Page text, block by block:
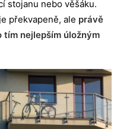
stojanu nebo věšáku.
překvapeně, ale právě
nejlepším úložným